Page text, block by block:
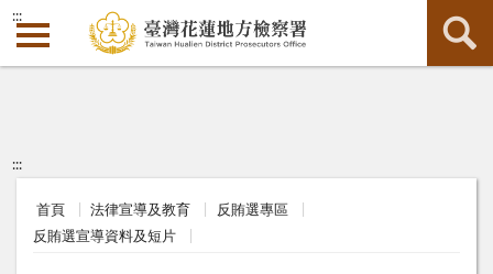
:::
:::
首頁 法律宣導及教育
反賄選專區
反賄選宣導資料及短片